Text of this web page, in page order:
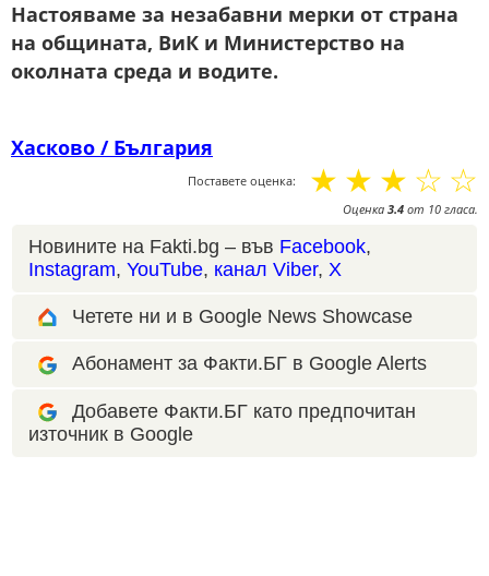
Настояваме за незабавни мерки от страна
на общината, ВиК и Министерство на
околната среда и водите.
Хасково / България
Поставете оценка: ☆
☆
☆
☆
☆
Оценка 3.4 от 10 гласа.
Новините на Fakti.bg – във Facebook,
Instagram, YouTube, канал Viber, X
Четете ни и в Google News Showcase
Абонамент за Факти.БГ в Google Alerts
Добавете Факти.БГ като предпочитан
източник в Google